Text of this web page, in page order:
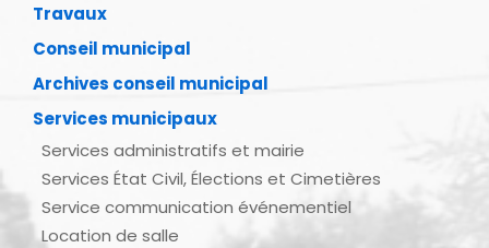
Travaux
Conseil municipal
Archives conseil municipal
Services municipaux
Services administratifs et mairie
Services État Civil, Élections et Cimetières
Service communication événementiel
Location de salle